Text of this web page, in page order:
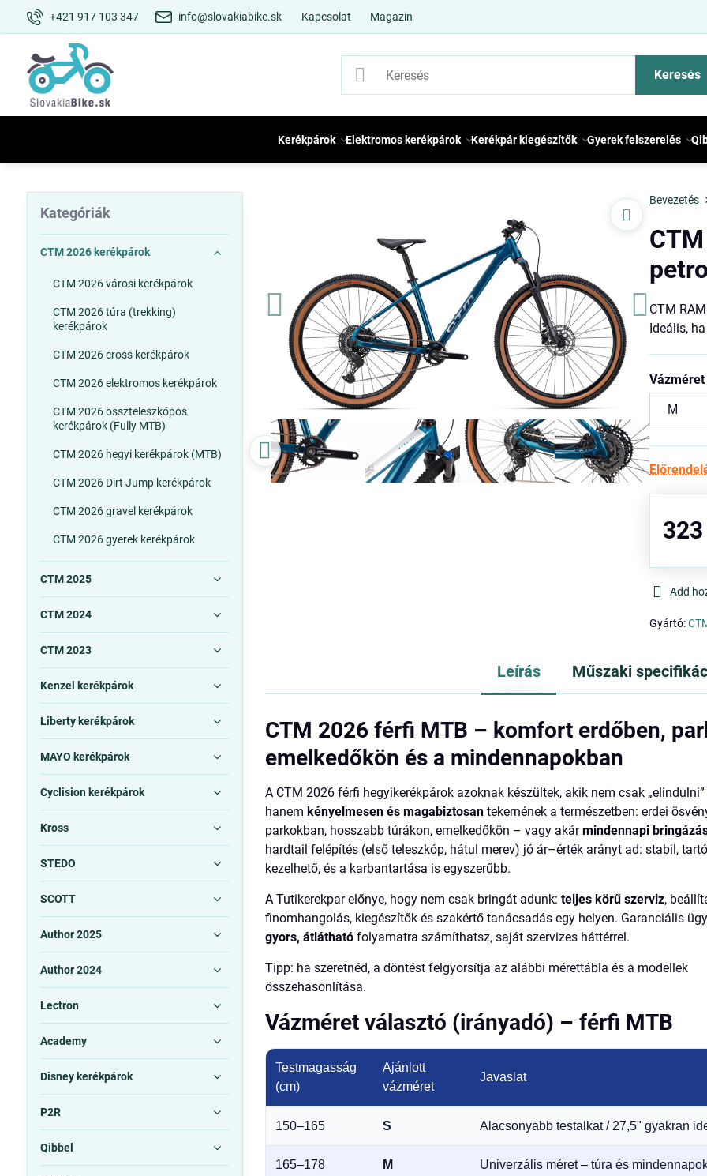
+421 917 103 347 info@slovakiabike.sk Kapcsolat Magazin
Keresés
Kerékpárok Elektromos kerékpárok Kerékpár kiegészítők Gyerek felszerelés
Bevezetés
CTM
Ideális,
Vázméret
Add
Gyártó:
Leírás Műszaki
CTM 2026 férfi MTB – komfort erdőben,
emelkedőkön és a mindennapokban
A CTM 2026 férfi hegyikerékpárok azoknak készültek, akik nem csak
hanemkényelmesen és magabiztosan tekernének a természetben: erdei
parkokban, hosszabb túrákon, emelkedőkön – vagy akármindennapi
hardtail felépítés (első teleszkóp, hátul merev) jó ár–érték arányt ad: stabil,
kezelhető, és a karbantartása is egyszerűbb.
A Tutikerekpar előnye, hogy nem csak bringát adunk:teljes körű szerviz,
finomhangolás, kiegészítők és szakértő tanácsadás egy helyen. Garanciális
gyors, átlátható folyamatra számíthatsz, saját szervizes háttérrel.
Tipp: ha szeretnéd, a döntést felgyorsítja az alábbi mérettábla és a modellek
összehasonlítása.
Vázméret választó (irányadó) – férfi MTB
Testmagasság
(cm)
Ajánlott
vázméret
Javaslat
150–165 S Alacsonyabb testalkat / 27,5" gyakran
165–178 M Univerzális méret – túra és
Kategóriák
CTM 2026 kerékpárok
CTM 2026 városi kerékpárok
CTM 2026 túra (trekking)
kerékpárok
CTM 2026 cross kerékpárok
CTM 2026 elektromos kerékpárok
CTM 2026 összteleszkópos
kerékpárok (Fully MTB)
CTM 2026 hegyi kerékpárok (MTB)
CTM 2026 Dirt Jump kerékpárok
CTM 2026 gravel kerékpárok
CTM 2026 gyerek kerékpárok
CTM 2025
CTM 2024
CTM 2023
Kenzel kerékpárok
Liberty kerékpárok
MAYO kerékpárok
Cyclision kerékpárok
Kross
STEDO
SCOTT
Author 2025
Author 2024
Lectron
Academy
Disney kerékpárok
P2R
Qibbel